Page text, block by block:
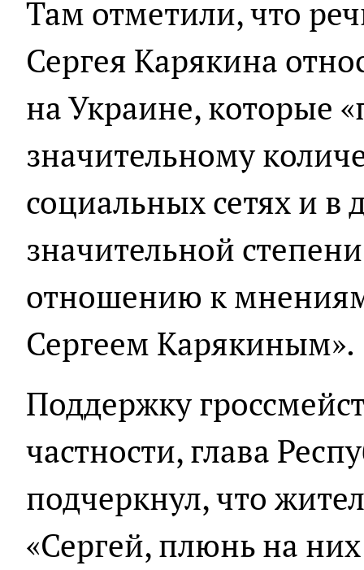
Там отметили, что
Сергея Карякина
на Украине, которые
значительному
социальных сетях и в
значительной
отношению к
Сергеем Карякиным».
Поддержку
частности, глава
подчеркнул, что
«Сергей, плюнь на